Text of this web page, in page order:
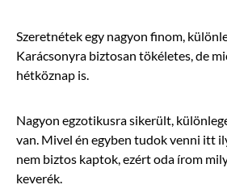
Szeretnétek egy nagyon finom,
Karácsonyra biztosan tökéletes, de
hétköznap is.
Nagyon egzotikusra sikerült,
van. Mivel én egyben tudok venni itt
nem biztos kaptok, ezért oda írom
keverék.